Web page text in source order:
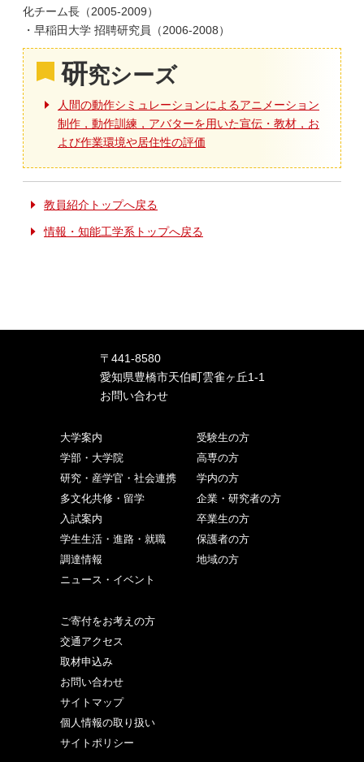
化チーム長（2005-2009）
・早稲田大学 招聘研究員（2006-2008）
研究シーズ
人間の動作シミュレーションによるアニメーション
制作，動作訓練，アバターを用いた宣伝・教材，お
よび作業環境や居住性の評価
教員紹介トップへ戻る
情報・知能工学系トップへ戻る
〒441-8580
愛知県豊橋市天伯町雲雀ヶ丘1-1
お問い合わせ
大学案内
学部・大学院
研究・産学官・社会連携
多文化共修・留学
入試案内
学生生活・進路・就職
調達情報
ニュース・イベント
受験生の方
高専の方
学内の方
企業・研究者の方
卒業生の方
保護者の方
地域の方
ご寄付をお考えの方
交通アクセス
取材申込み
お問い合わせ
サイトマップ
個人情報の取り扱い
サイトポリシー